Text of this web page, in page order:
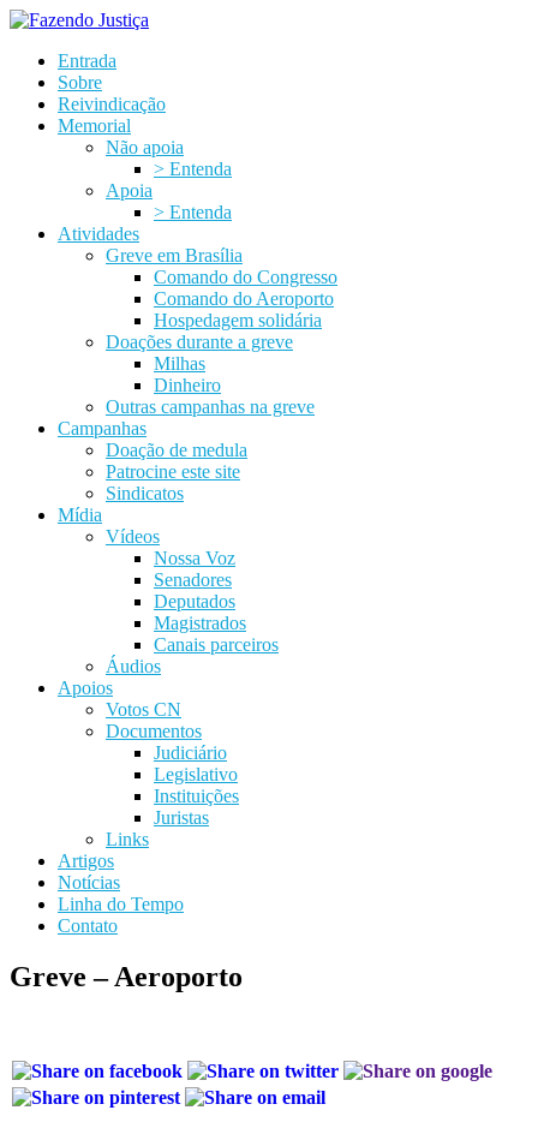
Entrada
Sobre
Reivindicação
Memorial
Não apoia
> Entenda
Apoia
> Entenda
Atividades
Greve em Brasília
Comando do Congresso
Comando do Aeroporto
Hospedagem solidária
Doações durante a greve
Milhas
Dinheiro
Outras campanhas na greve
Campanhas
Doação de medula
Patrocine este site
Sindicatos
Mídia
Vídeos
Nossa Voz
Senadores
Deputados
Magistrados
Canais parceiros
Áudios
Apoios
Votos CN
Documentos
Judiciário
Legislativo
Instituições
Juristas
Links
Artigos
Notícias
Linha do Tempo
Contato
Greve – Aeroporto